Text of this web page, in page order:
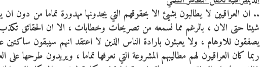
.. ان العراقيين لا يطالبون بشيئ الا بحقوقهم التي يجدونها مهدورة تماما من دون ان
شيئا حتى الان ، بالرغم مما نسمعه من تصريحات وخطابات ، الا ان الحقائق
يصفقون للاوهام ، ولا يعبئون بارادة الناس الذين لا اعتقد انهم سيبقون
ربما كان العراقيون لهم مطاليبهم المشروعة التي نعرفها تماما ، ويريدون طرحها على